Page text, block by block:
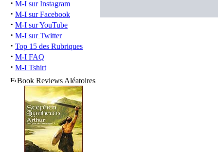
· M-I sur Instagram
· M-I sur Facebook
· M-I sur YouTube
· M-I sur Twitter
· Top 15 des Rubriques
· M-I FAQ
· M-I Tshirt
Book Reviews Aléatoires